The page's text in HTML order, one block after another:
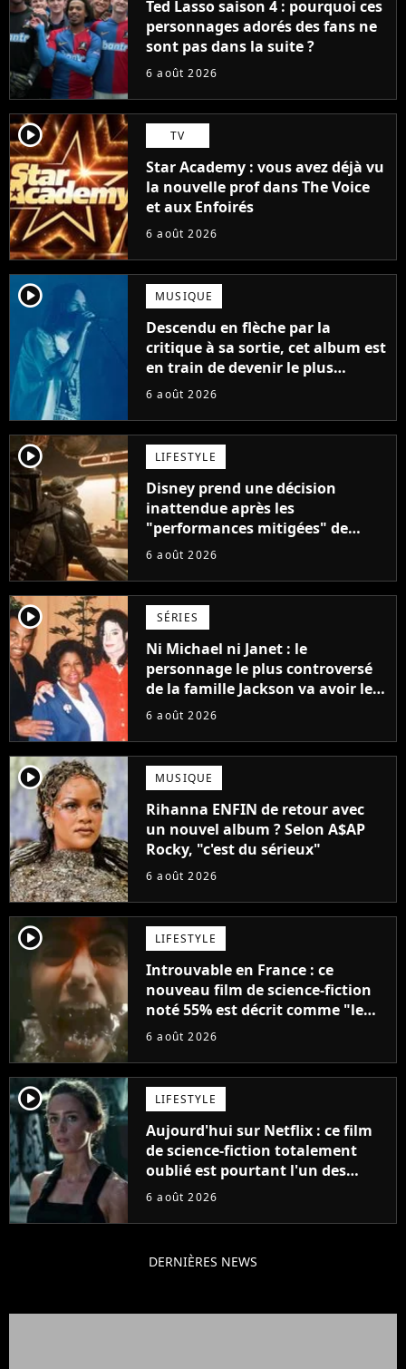
Ted Lasso saison 4 : pourquoi ces
personnages adorés des fans ne
sont pas dans la suite ?
6 août 2026
player2 TV
Star Academy : vous avez déjà vu
la nouvelle prof dans The Voice
et aux Enfoirés
6 août 2026
player2 MUSIQUE
Descendu en flèche par la
critique à sa sortie, cet album est
en train de devenir le plus
populaire de son auteur
6 août 2026
player2 LIFESTYLE
Disney prend une décision
inattendue après les
"performances mitigées" de
Vaiana et The Mandalorian &
6 août 2026
player2 SÉRIES
Ni Michael ni Janet : le
personnage le plus controversé
de la famille Jackson va avoir le
droit à sa propre série
6 août 2026
player2 MUSIQUE
Rihanna ENFIN de retour avec
un nouvel album ? Selon A$AP
Rocky, "c'est du sérieux"
6 août 2026
player2 LIFESTYLE
Introuvable en France : ce
nouveau film de science-fiction
noté 55% est décrit comme "le
plus stupide de l'année"
6 août 2026
player2 LIFESTYLE
Aujourd'hui sur Netflix : ce film
de science-fiction totalement
oublié est pourtant l'un des
meilleurs des années 2010
6 août 2026
DERNIÈRES NEWS